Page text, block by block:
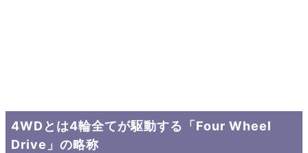
4WDとは4輪全てが駆動する「Four Wheel
Drive」の略称